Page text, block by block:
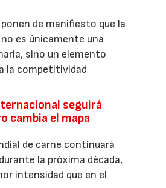
de manifiesto que la
es únicamente una
sino un elemento
la competitividad
seguirá
cambia el mapa
de carne continuará
la próxima década,
intensidad que en el